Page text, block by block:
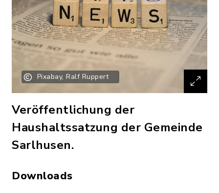
Pixabay, Ralf Ruppert
Veröffentlichung der
Haushaltssatzung der Gemeinde
Sarlhusen.
Downloads